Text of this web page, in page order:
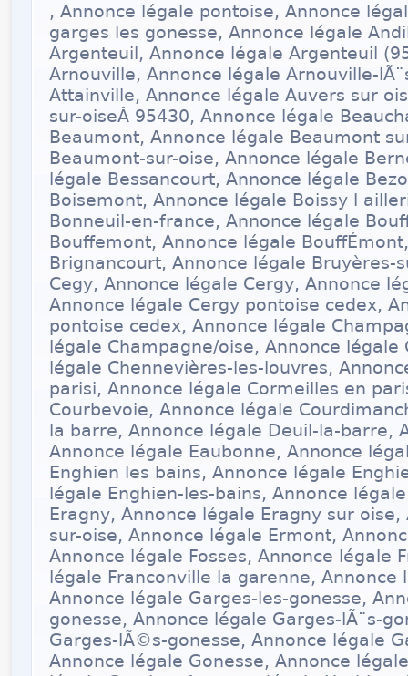
, Annonce légale pontoise, Annonce
garges les gonesse, Annonce légale
Argenteuil, Annonce légale Argenteuil
Arnouville, Annonce légale Arnouville-
Attainville, Annonce légale Auvers sur
sur-oiseÂ 95430, Annonce légale
Beaumont, Annonce légale Beaumont
Beaumont-sur-oise, Annonce légale
légale Bessancourt, Annonce légale
Boisemont, Annonce légale Boissy l
Bonneuil-en-france, Annonce légale
Bouffemont, Annonce légale
Brignancourt, Annonce légale Bruyères-
Cegy, Annonce légale Cergy, Annonce
Annonce légale Cergy pontoise cedex,
pontoise cedex, Annonce légale
légale Champagne/oise, Annonce légale
légale Chennevières-les-louvres,
parisi, Annonce légale Cormeilles en
Courbevoie, Annonce légale
la barre, Annonce légale Deuil-la-barre,
Annonce légale Eaubonne, Annonce
Enghien les bains, Annonce légale
légale Enghien-les-bains, Annonce
Eragny, Annonce légale Eragny sur
sur-oise, Annonce légale Ermont,
Annonce légale Fosses, Annonce légale
légale Franconville la garenne, Annonce
Annonce légale Garges-les-gonesse,
gonesse, Annonce légale Garges-lÃ¨s-
Garges-lÃ©s-gonesse, Annonce légale
Annonce légale Gonesse, Annonce